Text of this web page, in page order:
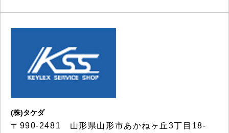
(株)タケダ
〒990-2481 山形県山形市あかねヶ丘3丁目18-